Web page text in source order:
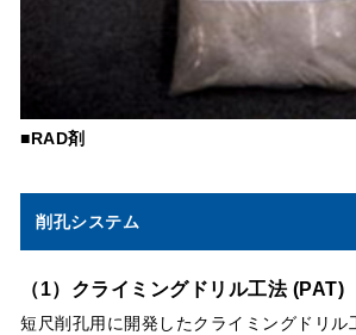
■RAD剤
削孔システム
（1）クライミングドリル工法 (PAT)
短尺削孔用に開発したクライミングドリル